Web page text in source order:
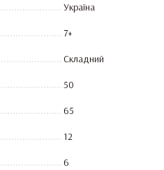
Україна
7+
Складний
50
65
12
6